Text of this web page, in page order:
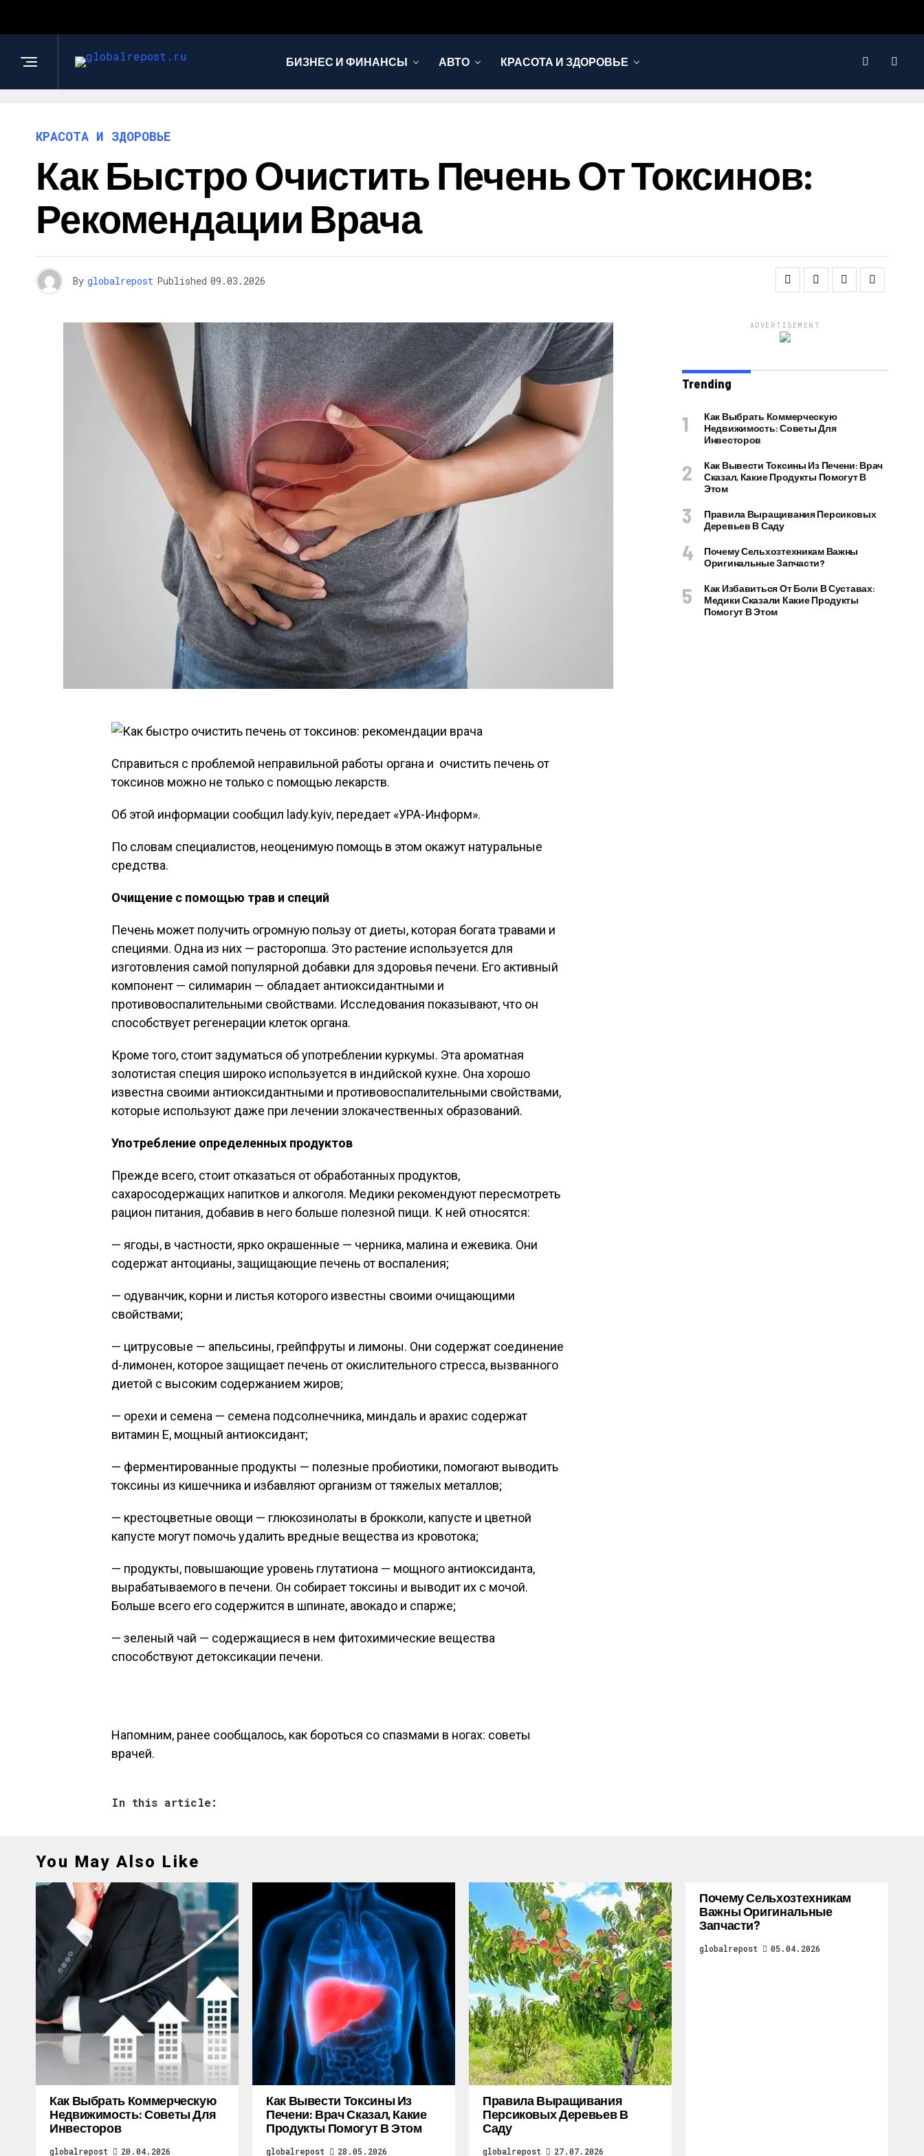
БИЗНЕС И ФИНАНСЫ АВТО КРАСОТА И ЗДОРОВЬЕ
КРАСОТА И ЗДОРОВЬЕ
Как Быстро Очистить Печень От Токсинов:
Рекомендации Врача
By globalrepost Published 09.03.2026
Справиться с проблемой неправильной работы органа и очистить печень от
токсинов можно не только с помощью лекарств.
Об этой информации сообщил lady.kyiv, передает «УРА-Информ».
По словам специалистов, неоценимую помощь в этом окажут натуральные
средства.
Очищение с помощью трав и специй
Печень может получить огромную пользу от диеты, которая богата травами и
специями. Одна из них — расторопша. Это растение используется для
изготовления самой популярной добавки для здоровья печени. Его активный
компонент — силимарин — обладает антиоксидантными и
противовоспалительными свойствами. Исследования показывают, что он
способствует регенерации клеток органа.
Кроме того, стоит задуматься об употреблении куркумы. Эта ароматная
золотистая специя широко используется в индийской кухне. Она хорошо
известна своими антиоксидантными и противовоспалительными свойствами,
которые используют даже при лечении злокачественных образований.
Употребление определенных продуктов
Прежде всего, стоит отказаться от обработанных продуктов,
сахаросодержащих напитков и алкоголя. Медики рекомендуют пересмотреть
рацион питания, добавив в него больше полезной пищи. К ней относятся:
— ягоды, в частности, ярко окрашенные — черника, малина и ежевика. Они
содержат антоцианы, защищающие печень от воспаления;
— одуванчик, корни и листья которого известны своими очищающими
свойствами;
— цитрусовые — апельсины, грейпфруты и лимоны. Они содержат соединение
d-лимонен, которое защищает печень от окислительного стресса, вызванного
диетой с высоким содержанием жиров;
— орехи и семена — семена подсолнечника, миндаль и арахис содержат
витамин Е, мощный антиоксидант;
— ферментированные продукты — полезные пробиотики, помогают выводить
токсины из кишечника и избавляют организм от тяжелых металлов;
— крестоцветные овощи — глюкозинолаты в брокколи, капусте и цветной
капусте могут помочь удалить вредные вещества из кровотока;
— продукты, повышающие уровень глутатиона — мощного антиоксиданта,
вырабатываемого в печени. Он собирает токсины и выводит их с мочой.
Больше всего его содержится в шпинате, авокадо и спарже;
— зеленый чай — содержащиеся в нем фитохимические вещества
способствуют детоксикации печени.
Напомним, ранее сообщалось, как бороться со спазмами в ногах: советы
врачей.
In this article:
ADVERTISEMENT
Trending
Как Выбрать Коммерческую
Недвижимость: Советы Для
Инвесторов
Как Вывести Токсины Из Печени: Врач
Сказал, Какие Продукты Помогут В
Этом
Правила Выращивания Персиковых
Деревьев В Саду
Почему Сельхозтехникам Важны
Оригинальные Запчасти?
Как Избавиться От Боли В Суставах:
Медики Сказали Какие Продукты
Помогут В Этом
You May Also Like
Как Выбрать Коммерческую
Недвижимость: Советы Для
Инвесторов
globalrepost 20.04.2026
Как Вывести Токсины Из
Печени: Врач Сказал, Какие
Продукты Помогут В Этом
globalrepost 28.05.2026
Правила Выращивания
Персиковых Деревьев В
Саду
globalrepost 27.07.2026
Почему Сельхозтехникам
Важны Оригинальные
Запчасти?
globalrepost 05.04.2026